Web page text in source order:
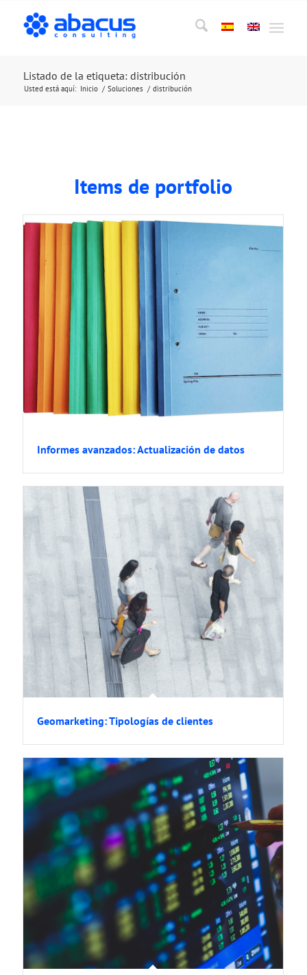
Listado de la etiqueta: distribución
Usted está aquí: Inicio / Soluciones / distribución
Items de portfolio
Informes avanzados: Actualización de datos
Geomarketing: Tipologías de clientes